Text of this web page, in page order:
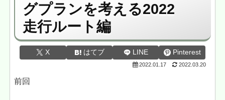
グプランを考える2022
走行ルート編
X はてブ LINE Pinterest
2022.01.17 2022.03.20
前回